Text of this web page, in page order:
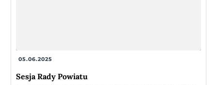
05.06.2025
Sesja Rady Powiatu